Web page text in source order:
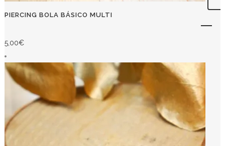
PIERCING BOLA BÁSICO MULTI
5,00€